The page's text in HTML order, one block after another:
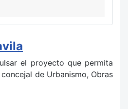
el proyecto que permita
de Urbanismo, Obras